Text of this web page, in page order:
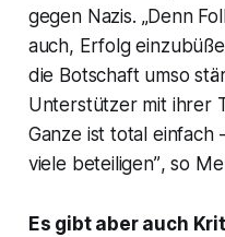
gegen Nazis. „Denn
auch, Erfolg
die Botschaft umso
Unterstützer mit ihrer
Ganze ist total
viele beteiligen”, so
Es gibt aber auch